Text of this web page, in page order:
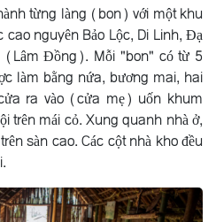
từng làng (bon) với một khu
cao nguyên Bảo Lộc, Di Linh, Ðạ
Ðồng). Mỗi "bon" có từ 5
làm bằng nứa, bương mai, hai
ra vào (cửa mẹ) uốn khum
trên mái cỏ. Xung quanh nhà ở,
sàn cao. Các cột nhà kho đều